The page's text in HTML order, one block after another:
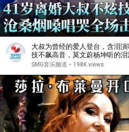
大叔为曾经的爱人登台，含泪
技不飙高音，莫文蔚杨坤听的泪
柏儒 #天籁之战1 精华版 clip
SMG音乐频道 • 198K views